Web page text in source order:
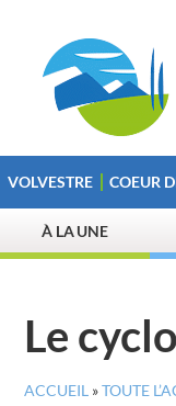
VOLVESTRE COEUR
À LA UNE
Le
ACCUEIL »TOUTE